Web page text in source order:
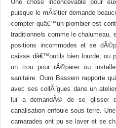
Une chose inconcevable pour
puisque le mÃ©tier demande
compter quâ€™un plombier est
traditionnels comme le chalumeau,
positions incommodes et se
caisse dâ€™outils bien lourde, ou
un trou pour rÃ©parer ou
sanitaire. Oum Bassem rapporte
avec ses collÃ¨gues dans un
lui a demandÃ© de se glisser
canalisation enfouie sous terre.
camarades ont pu se laver et se